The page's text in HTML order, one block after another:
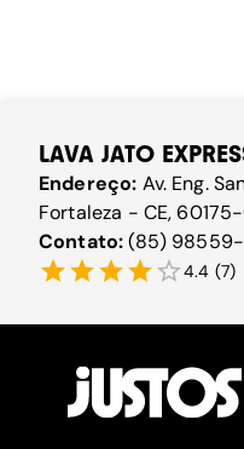
LAVA JATO
Endereço: Av. Eng.
Fortaleza - CE,
Contato:(85) 98559-
4.4 (7)